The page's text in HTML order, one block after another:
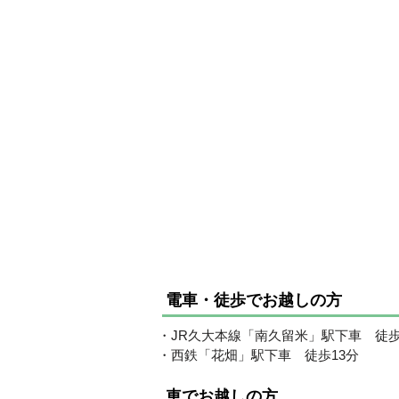
電車・徒歩でお越しの方
・JR久大本線「南久留米」駅下車 徒
・西鉄「花畑」駅下車 徒歩13分